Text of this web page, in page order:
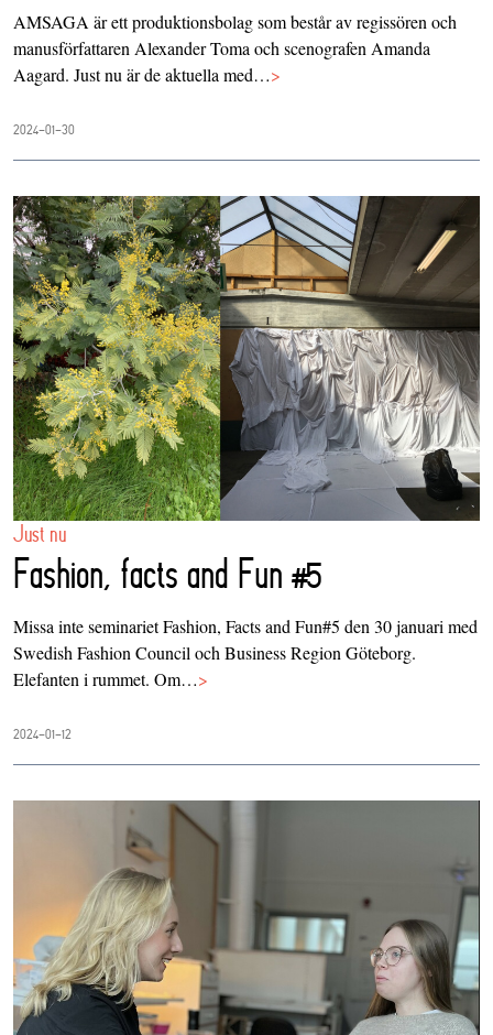
AMSAGA är ett produktionsbolag som består av regissören och
manusförfattaren Alexander Toma och scenografen Amanda
Aagard. Just nu är de aktuella med…>
2024-01-30
Just nu
Fashion, facts and Fun #5
Missa inte seminariet Fashion, Facts and Fun#5 den 30 januari med
Swedish Fashion Council och Business Region Göteborg.
Elefanten i rummet. Om…>
2024-01-12